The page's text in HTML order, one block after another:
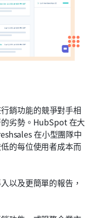
銷功能的競爭對手相
劣勢。HubSpot 在大
在小型團隊中
的每位使用者成本而
以及更簡單的報告，